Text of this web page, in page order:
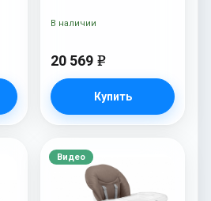
20 569 e
Купить
В наличии
Видео